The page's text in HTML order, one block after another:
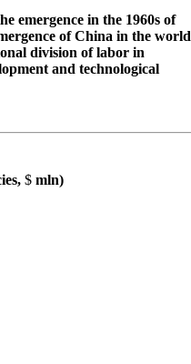
emergence in the 1960s of
of China in the world
division of labor in
and technological
$ mln)